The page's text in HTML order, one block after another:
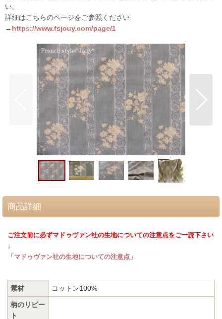
い。
詳細はこちらのページをご参照ください
→ https://www.fsjouy.com/page/1
商品詳細
ご注文前に必ずマドゥヴァン社の生地についての注意点をご一読下さい
↓
「マドゥヴァン社の生地についての注意点」
素材 コットン100%
柄のリピー
ト